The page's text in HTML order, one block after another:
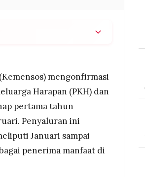
bulan (total Rp600.000),
mengonfirmasi
Harapan (PKH) dan
pertama tahun
Penyaluran ini
Januari sampai
penerima manfaat di